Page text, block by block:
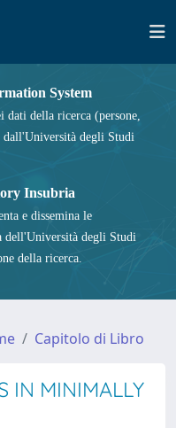
System
dati della ricerca (persone,
degli Studi
Insubria
e dissemina le
dell'Università degli Studi
della ricerca.
Capitolo di Libro
IN MINIMALLY